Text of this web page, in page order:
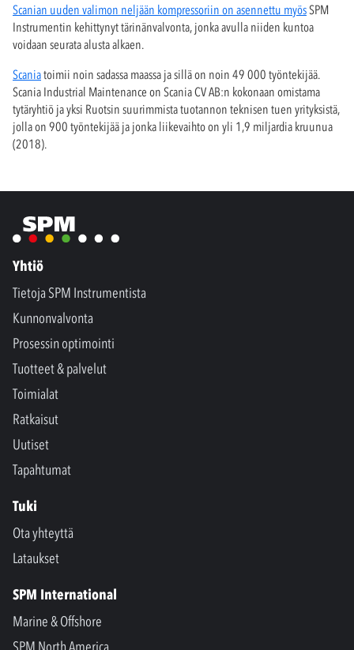
Scanian uuden valimon neljään kompressoriin on asennettu myösSPM
Instrumentin kehittynyt tärinänvalvonta, jonka avulla niiden kuntoa
voidaan seurata alusta alkaen.
Scaniatoimii noin sadassa maassa ja sillä on noin 49 000 työntekijää.
Scania Industrial Maintenance on Scania CV AB:n kokonaan omistama
tytäryhtiö ja yksi Ruotsin suurimmista tuotannon teknisen tuen yrityksistä,
jolla on 900 työntekijää ja jonka liikevaihto on yli 1,9 miljardia kruunua
(2018).
Yhtiö
Tietoja SPM Instrumentista
Kunnonvalvonta
Prosessin optimointi
Tuotteet & palvelut
Toimialat
Ratkaisut
Uutiset
Tapahtumat
Tuki
Ota yhteyttä
Lataukset
SPM International
Marine & Offshore
SPM North America